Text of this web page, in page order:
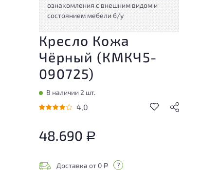
ознакомления с внешним видом и
состоянием мебели б/у
Кресло Кожа
Чёрный (КМКЧ5-
090725)
В наличии 2 шт.
4,0
48.690 Р
Доставка от 0 Р